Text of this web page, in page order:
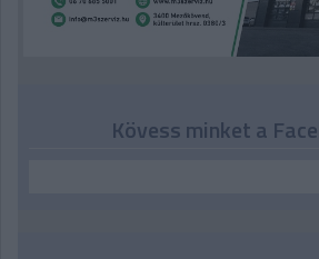
Kövess minket a